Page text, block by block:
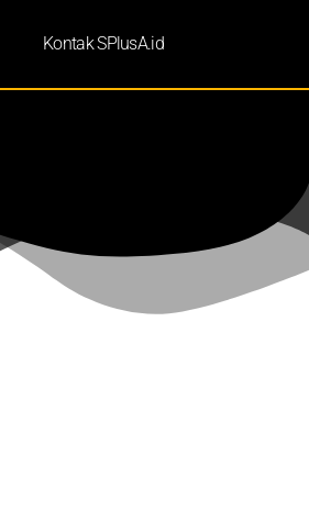
Kontak SPlusA.id